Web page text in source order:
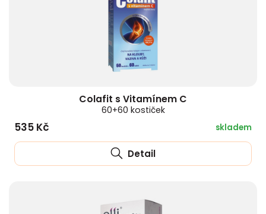
Colafit s Vitamínem C
60+60 kostiček
535 Kč skladem
Detail